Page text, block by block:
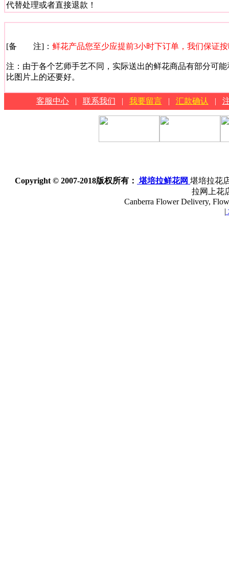
代替处理或者直接退款！
[备 注]： 鲜花产品您至少应提前3小时下订单，我们保证
注：由于各个艺师手艺不同，实际送出的鲜花商品有部分可
比图片上的还要好。
客服中心 | 联系我们 | 我要留言 | 汇款确认 |
Copyright © 2007-2018版权所有： 堪培拉鲜花网 堪培拉花
拉网上花
Canberra Flower Delivery,
|